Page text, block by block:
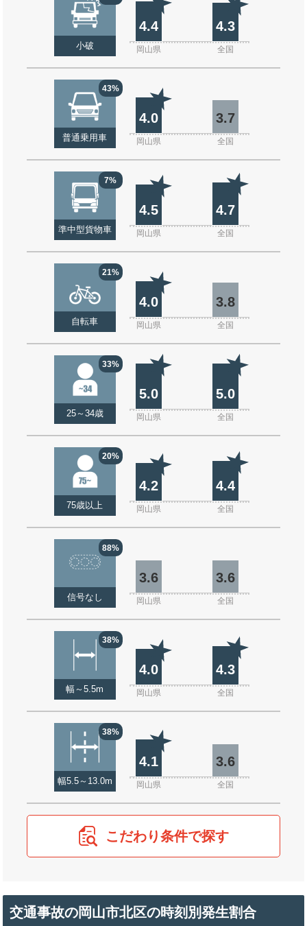
小破
4.4 4.3
岡山県 全国
43%
普通乗用車
4.0 3.7
岡山県 全国
7%
準中型貨物車
4.5 4.7
岡山県 全国
21%
自転車
4.0 3.8
岡山県 全国
33%
25～34歳
5.0 5.0
岡山県 全国
20%
75歳以上
4.2 4.4
岡山県 全国
88%
信号なし
3.6 3.6
岡山県 全国
38%
幅～5.5m
4.0 4.3
岡山県 全国
38%
幅5.5～13.0m
4.1 3.6
岡山県 全国
こだわり条件で探す
交通事故の岡山市北区の時刻別発生割合